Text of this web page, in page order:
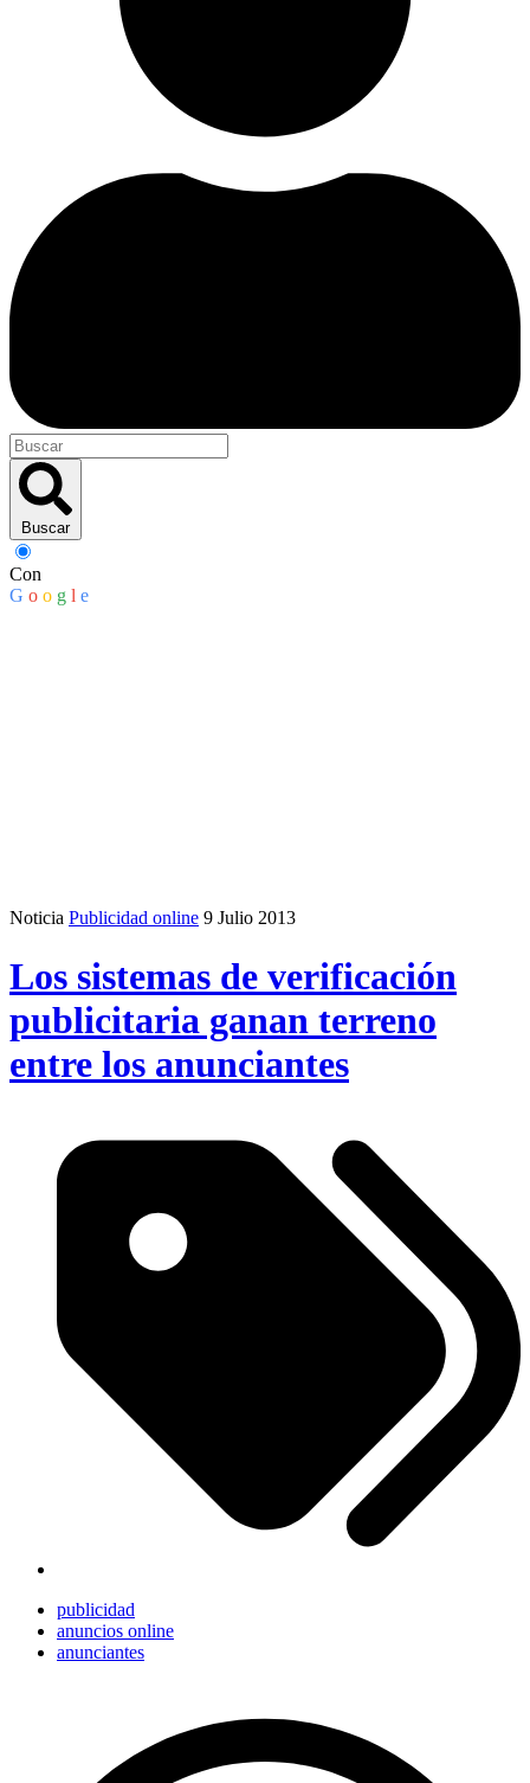
Buscar
Con
G o o g l e
Noticia Publicidad online 9 Julio 2013
Los sistemas de verificación
publicitaria ganan terreno
entre los anunciantes
publicidad
anuncios online
anunciantes